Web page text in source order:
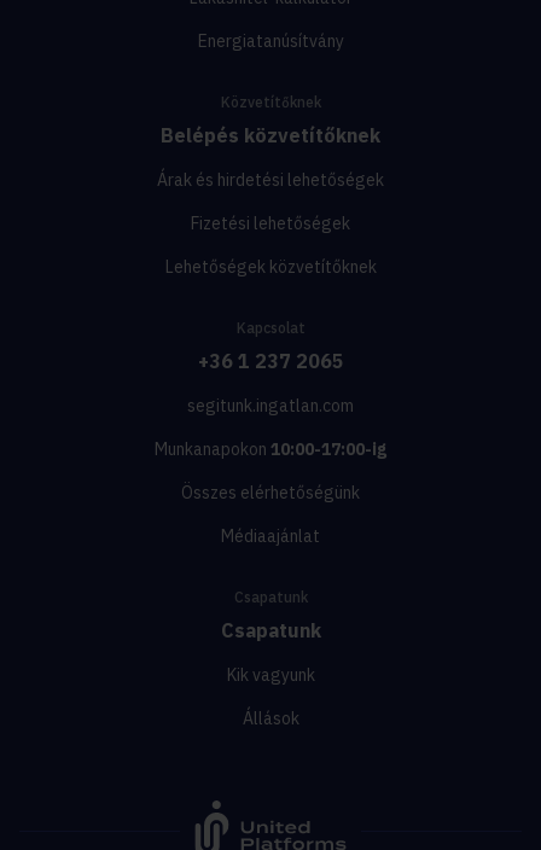
Energiatanúsítvány
Közvetítőknek
Belépés közvetítőknek
Árak és hirdetési lehetőségek
Fizetési lehetőségek
Lehetőségek közvetítőknek
Kapcsolat
+36 1 237 2065
segitunk.ingatlan.com
Munkanapokon 10:00-17:00-ig
Összes elérhetőségünk
Médiaajánlat
Csapatunk
Csapatunk
Kik vagyunk
Állások